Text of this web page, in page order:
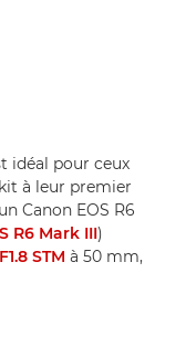
idéal pour ceux
à leur premier
Canon EOS R6
R6 Mark III)
STM à 50 mm,